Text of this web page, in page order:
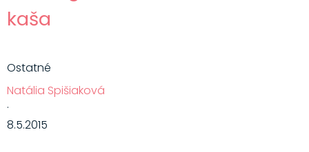
kaša
Ostatné
Natália Spišiaková
·
8.5.2015